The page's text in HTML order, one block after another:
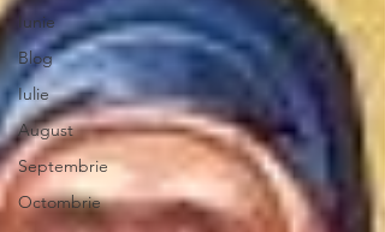
Iunie
Blog
Iulie
August
Septembrie
Octombrie